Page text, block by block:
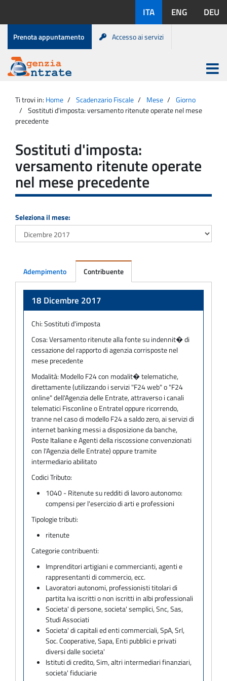
contenuto
disponibili:
ITA ENG DEU
Menu
di
servizio
Prenota appuntamento Accesso ai servizi
Agenzia
Entrate
Apri
menu
principale
Ti trovi in: Home Scadenzario Fiscale Mese
Giorno
Sostituti d'imposta: versamento ritenute operate nel mese
precedente
Sostituti d'imposta:
versamento ritenute operate
nel mese precedente
Seleziona il mese:
Adempimento Contribuente
18 Dicembre 2017
Chi:Sostituti d'imposta
Cosa:Versamento ritenute alla fonte su indennit� di
cessazione del rapporto di agenzia corrisposte nel
mese precedente
Modalità: Modello F24 con modalit� telematiche,
direttamente (utilizzando i servizi "F24 web" o "F24
online" dell'Agenzia delle Entrate, attraverso i canali
telematici Fisconline o Entratel oppure ricorrendo,
tranne nel caso di modello F24 a saldo zero, ai servizi di
internet banking messi a disposizione da banche,
Poste Italiane e Agenti della riscossione convenzionati
con l'Agenzia delle Entrate) oppure tramite
intermediario abilitato
Codici Tributo:
1040 - Ritenute su redditi di lavoro autonomo:
compensi per l'esercizio di arti e professioni
Tipologie tributi:
ritenute
Categorie contribuenti:
Imprenditori artigiani e commercianti, agenti e
rappresentanti di commercio, ecc.
Lavoratori autonomi, professionisti titolari di
partita Iva iscritti o non iscritti in albi professionali
Societa' di persone, societa' semplici, Snc, Sas,
Studi Associati
Societa' di capitali ed enti commerciali, SpA, Srl,
Soc. Cooperative, Sapa, Enti pubblici e privati
diversi dalle societa'
Istituti di credito, Sim, altri intermediari finanziari,
societa' fiduciarie